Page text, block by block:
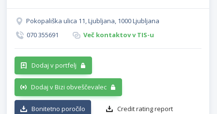
Pokopališka ulica 11, Ljubljana, 1000 Ljubljana
070 355691
Več kontaktov v TIS-u
Dodaj v portfelj
Dodaj v Bizi obveščevalec
Bonitetno poročilo Credit rating report